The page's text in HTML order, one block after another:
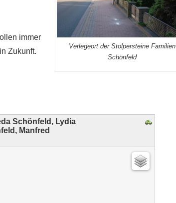
Verlegeort der Stolpersteine Familien
Schönfeld
immer
Zukunft.
Schönfeld, Lydia
Manfred